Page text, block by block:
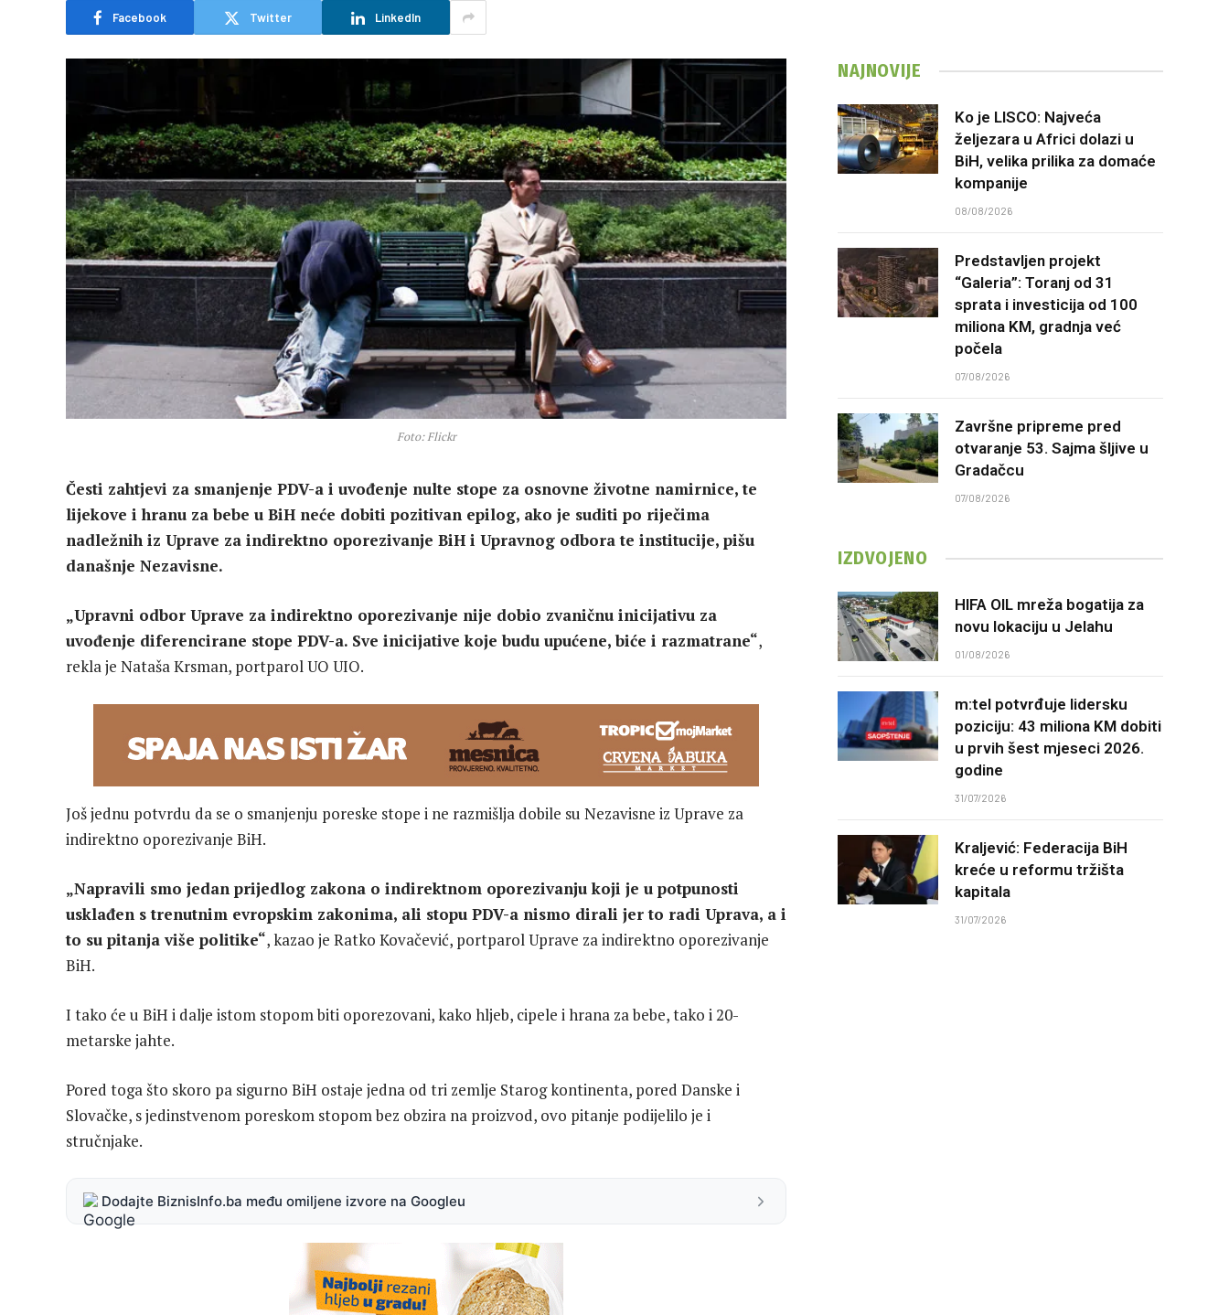
Facebook Twitter LinkedIn
Foto: Flickr
Česti zahtjevi za smanjenje PDV-a i uvođenje nulte stope za osnovne životne namirnice, te
lijekove i hranu za bebe u BiH neće dobiti pozitivan epilog, ako je suditi po riječima
nadležnih iz Uprave za indirektno oporezivanje BiH i Upravnog odbora te institucije, pišu
današnje Nezavisne.
„Upravni odbor Uprave za indirektno oporezivanje nije dobio zvaničnu inicijativu za
uvođenje diferencirane stope PDV-a. Sve inicijative koje budu upućene, biće i razmatrane“,
rekla je Nataša Krsman, portparol UO UIO.
Još jednu potvrdu da se o smanjenju poreske stope i ne razmišlja dobile su Nezavisne iz Uprave za
indirektno oporezivanje BiH.
„Napravili smo jedan prijedlog zakona o indirektnom oporezivanju koji je u potpunosti
usklađen s trenutnim evropskim zakonima, ali stopu PDV-a nismo dirali jer to radi Uprava, a i
to su pitanja više politike“, kazao je Ratko Kovačević, portparol Uprave za indirektno oporezivanje
BiH.
I tako će u BiH i dalje istom stopom biti oporezovani, kako hljeb, cipele i hrana za bebe, tako i 20-
metarske jahte.
Pored toga što skoro pa sigurno BiH ostaje jedna od tri zemlje Starog kontinenta, pored Danske i
Slovačke, s jedinstvenom poreskom stopom bez obzira na proizvod, ovo pitanje podijelilo je i
stručnjake.
Dodajte BiznisInfo.ba među omiljene izvore na Googleu
NAJNOVIJE
Ko je LISCO: Najveća
željezara u Africi dolazi u
BiH, velika prilika za domaće
kompanije
08/08/2026
Predstavljen projekt
“Galeria”: Toranj od 31
sprata i investicija od 100
miliona KM, gradnja već
počela
07/08/2026
Završne pripreme pred
otvaranje 53. Sajma šljive u
Gradačcu
07/08/2026
IZDVOJENO
HIFA OIL mreža bogatija za
novu lokaciju u Jelahu
01/08/2026
m:tel potvrđuje lidersku
poziciju: 43 miliona KM dobiti
u prvih šest mjeseci 2026.
godine
31/07/2026
Kraljević: Federacija BiH
kreće u reformu tržišta
kapitala
31/07/2026